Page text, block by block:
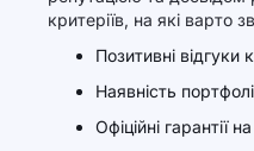
критеріїв, на які варто
Позитивні відгуки
Наявність
Офіційні гарантії